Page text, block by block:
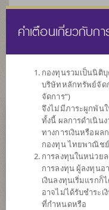
หน้าแรก รายการกองทุน
ค้นหากองทุนดีๆ กับ
คำเตือนเกี่ยวกับก
กองทุนรวมเป็นนิติ
บริษัทหลักทรัพย์จัด
จัดการ”)
จึงไม่มีภาระผูกพัน
ทั้งนี้ ผลการดำเนิน
ทางการเงินหรือผ
กองทุน ไทยพาณิช
การลงทุนในหน่วย
การลงทุน ผู้ลงทุนอ
เงินลงทุนเริ่มแรก
อาจไม่ได้รับชำระ
ที่กำหนดหรือ